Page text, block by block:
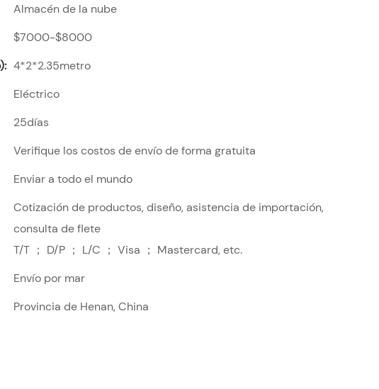
Almacén de la nube
$7000-$8000
4*2*2.35metro
Eléctrico
25días
Verifique los costos de envío de forma gratuita
Enviar a todo el mundo
Cotización de productos, diseño, asistencia de importación,
consulta de flete
T/T ； D/P ； L/C ； Visa ； Mastercard, etc.
Envío por mar
Provincia de Henan, China